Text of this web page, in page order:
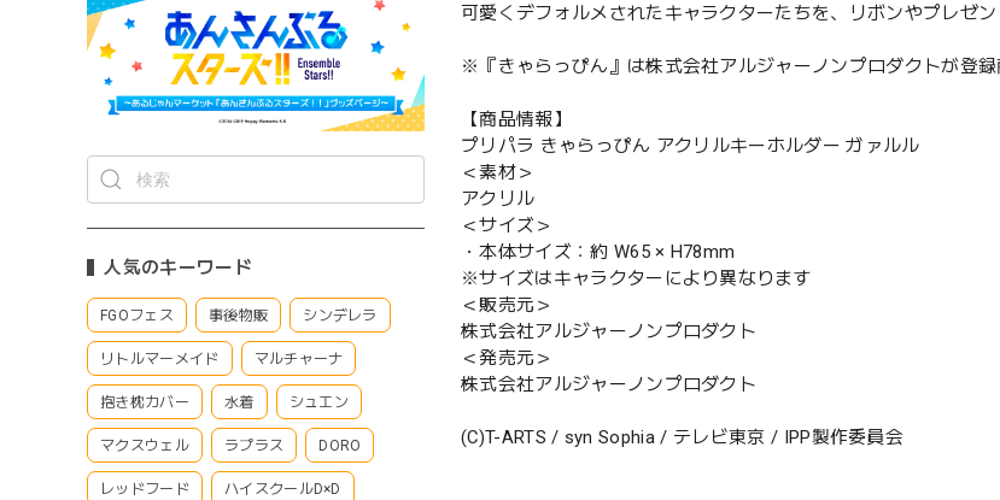
人気のキーワード
FGOフェス 事後物販 シンデレラ
リトルマーメイド マルチャーナ
抱き枕カバー 水着 シュエン
マクスウェル ラプラス DORO
レッドフード ハイスクールD×D
可愛くデフォルメされたキャラクターたちを、リボンやプレゼ
※『きゃらっぴん』は株式会社アルジャーノンプロダクトが登
【商品情報】
プリパラ きゃらっぴん アクリルキーホルダー ガァルル
＜素材＞
アクリル
＜サイズ＞
・本体サイズ：約 W65 × H78mm
※サイズはキャラクターにより異なります
＜販売元＞
株式会社アルジャーノンプロダクト
＜発売元＞
株式会社アルジャーノンプロダクト
(C)T-ARTS / syn Sophia / テレビ東京 / IPP製作委員会